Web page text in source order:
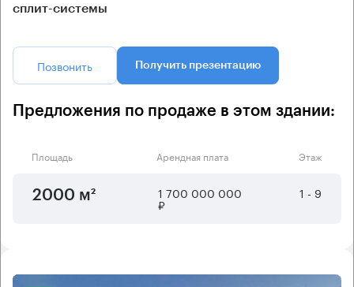
сплит-системы
Позвонить Получить презентацию
Предложения по продаже в этом здании:
Площадь Арендная плата Этаж
2000 м² 1 700 000 000
₽
1 - 9